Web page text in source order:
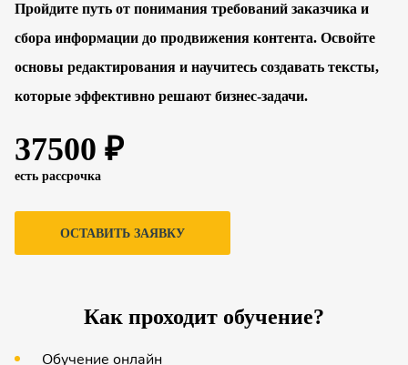
Пройдите путь от понимания требований заказчика и
сбора информации до продвижения контента. Освойте
основы редактирования и научитесь создавать тексты,
которые эффективно решают бизнес-задачи.
37500 ₽
есть рассрочка
ОСТАВИТЬ ЗАЯВКУ
Как проходит обучение?
Обучение онлайн